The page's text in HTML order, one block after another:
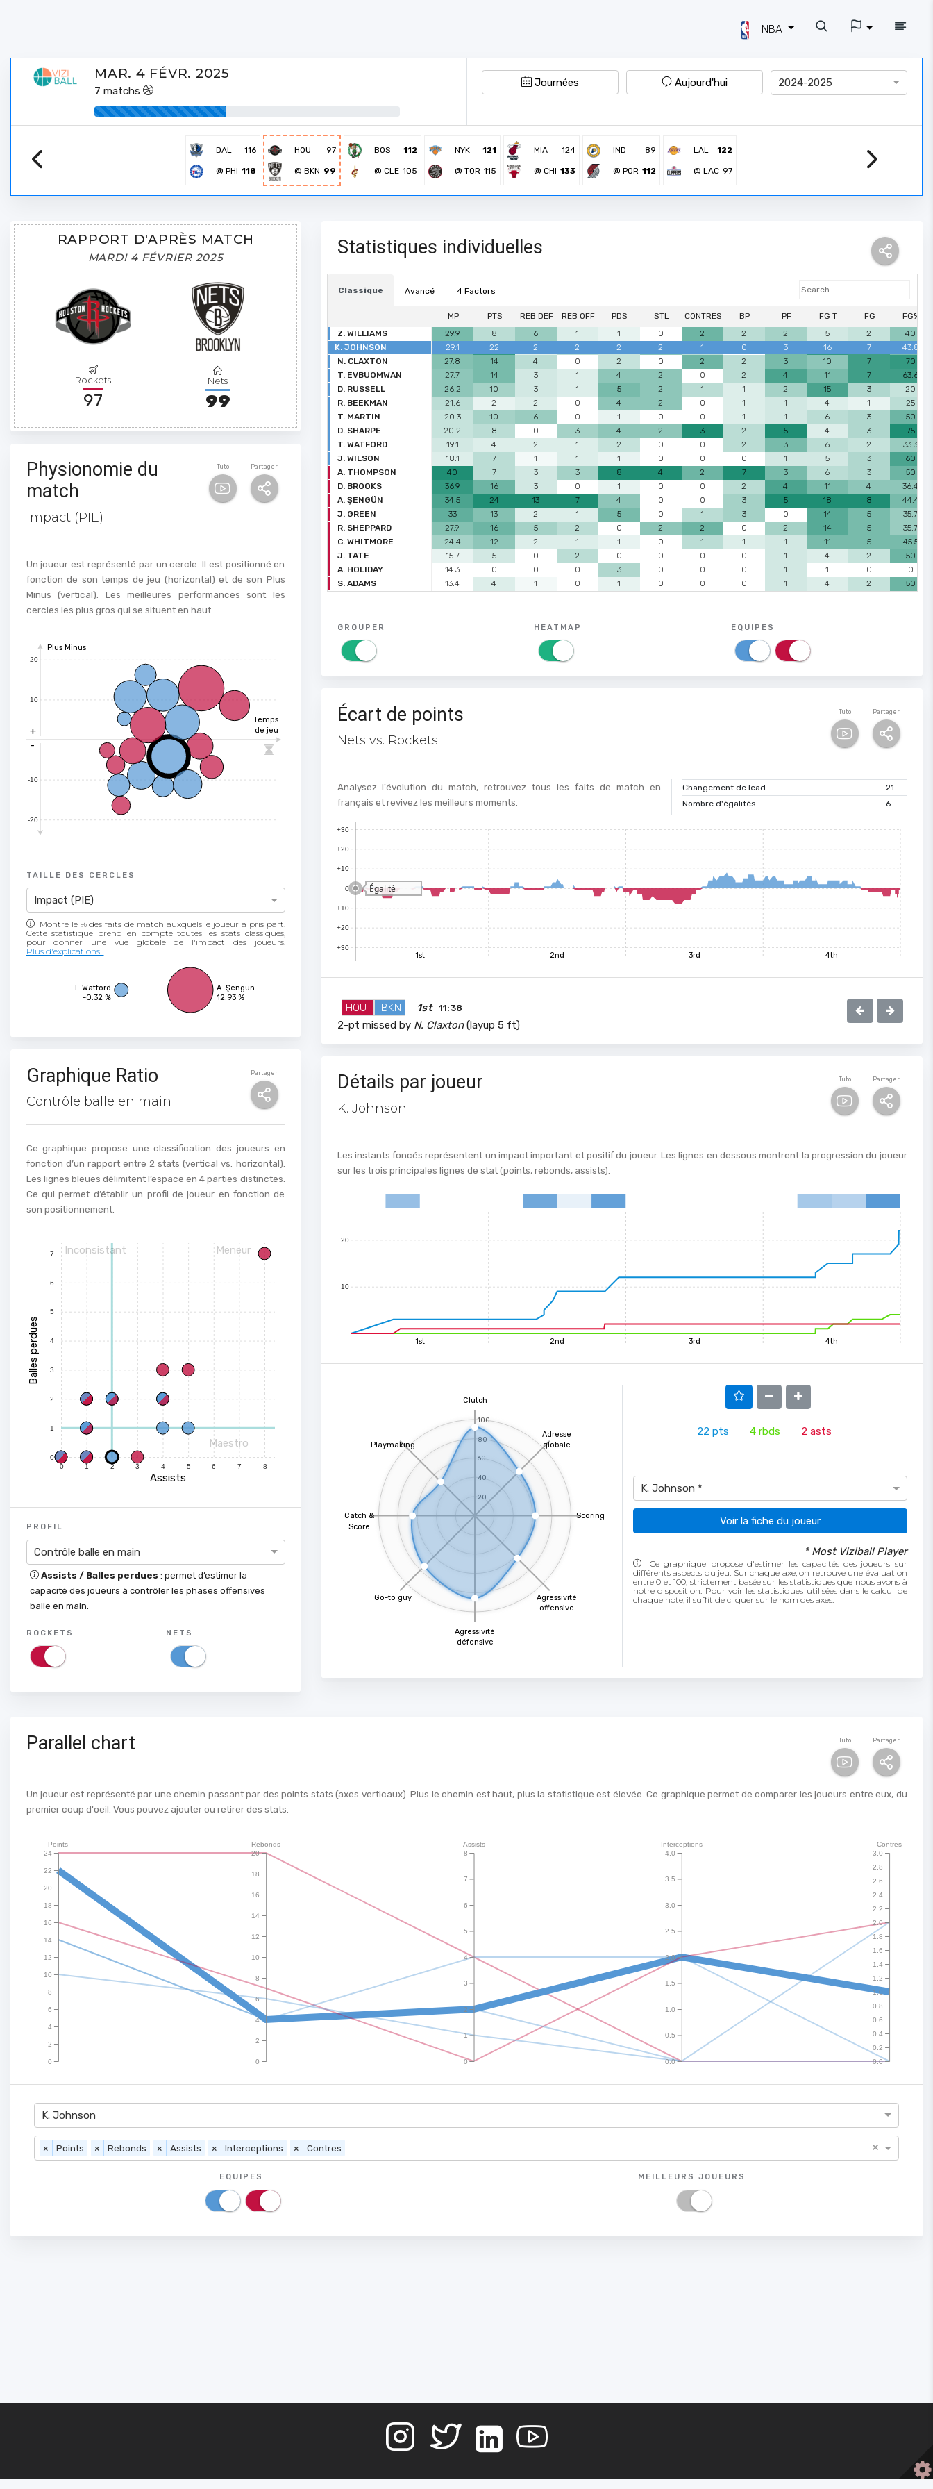
NBA
MAR. 4 FÉVR. 2025
7 matchs
Journées Aujourd'hui 2024-2025
DAL 116
@ PHI 118
HOU 97
@ BKN 99
BOS 112
@ CLE 105
NYK 121
@ TOR 115
MIA 124
@ CHI 133
IND 89
@ POR 112
LAL 122
@ LAC 97
RAPPORT D'APRÈS MATCH
MARDI 4 FÉVRIER 2025
Rockets
97
Nets
99
Partager
Tuto
Physionomie du
match
Impact (PIE)
Un joueur est représenté par un cercle. Il est positionné en
fonction de son temps de jeu (horizontal) et de son Plus
Minus (vertical). Les meilleures performances sont les
cercles les plus gros qui se situent en haut.
-20
-10
10
20
+
Plus Minus
-
Temps
de jeu

TAILLE DES CERCLES
Impact (PIE)
Montre le % des faits de match auxquels le joueur a pris part.
Cette statistique prend en compte toutes les stats classiques,
pour donner une vue globale de l'impact des joueurs.
Plus d'explications...
T. Watford
A. Şengün
-0.32 %
12.93 %
Partager
Graphique Ratio
Contrôle balle en main
Ce graphique propose une classification des joueurs en
fonction d’un rapport entre 2 stats (vertical vs. horizontal).
Les lignes bleues délimitent l’espace en 4 parties distinctes.
Ce qui permet d’établir un profil de joueur en fonction de
son positionnement.
0 1 2 3 4 5 6 7 8
0
1
2
3
4
5
6
7
Assists
Balles perdues
Inconsistant Meneur
Maestro
PROFIL
Contrôle balle en main
Assists / Balles perdues : permet d’estimer la
capacité des joueurs à contrôler les phases offensives
balle en main.
ROCKETS NETS
Statistiques individuelles
Classique Avancé 4 Factors
MP PTS REB DEF REB OFF PDS STL CONTRES BP PF FG T FG
FG%
Z. WILLIAMS
29.9 8 6 1 1 0 2 2 2 5 2
40
K. JOHNSON
29.1 22 2 2 2 2 1 0 3 16 7
43.8
N. CLAXTON
27.8 14 4 0 2 0 2 2 3 10 7
70
T. EVBUOMWAN
27.7 14 3 1 4 2 0 2 4 11 7
63.6
D. RUSSELL
26.2 10 3 1 5 2 1 1 2 15 3
20
R. BEEKMAN
21.6 2 2 0 4 2 0 1 1 4 1
25
T. MARTIN
20.3 10 6 0 1 0 0 1 1 6 3
50
D. SHARPE
20.2 8 0 3 4 2 3 2 5 4 3
75
T. WATFORD
19.1 4 2 1 2 0 0 2 3 6 2
33.3
J. WILSON
18.1 7 1 1 1 0 0 0 1 5 3
60
A. THOMPSON
40 7 3 3 8 4 2 7 3 6 3
50
D. BROOKS
36.9 16 3 0 1 0 0 2 4 11 4
36.4
A. ŞENGÜN
34.5 24 13 7 4 0 0 3 5 18 8
44.4
J. GREEN
33 13 2 1 5 0 1 3 0 14 5
35.7
R. SHEPPARD
27.9 16 5 2 0 2 2 0 2 14 5
35.7
C. WHITMORE
24.4 12 2 1 1 0 1 1 1 11 5
45.5
J. TATE
15.7 5 0 2 0 0 0 0 1 4 2
50
A. HOLIDAY
14.3 0 0 0 3 0 0 0 1 1 0
0
S. ADAMS
13.4 4 1 0 1 0 0 0 1 4 2 50
GROUPER HEATMAP EQUIPES
Partager
Tuto
Écart de points
Nets vs. Rockets
Analysez l'évolution du match, retrouvez tous les faits de match en
français et revivez les meilleurs moments.
Changement de lead
21
Nombre d'égalités
6
+30
+20
+10
0
+10
+20
+30
1st 2nd 3rd 4th
Égalité
HOU BKN 1st 11:38
2-pt missed by N. Claxton(layup 5 ft)
Partager
Tuto
Détails par joueur
K. Johnson
Les instants foncés représentent un impact important et positif du joueur. Les lignes en dessous montrent la progression du joueur
sur les trois principales lignes de stat (points, rebonds, assists).
10
20
70
90
100
1st 2nd 3rd 4th
22 pts 4rbds 2 asts
K. Johnson *
Voir la fiche du joueur
* Most Viziball Player
Ce graphique propose d'estimer les capacités des joueurs sur
différents aspects du jeu. Sur chaque axe, on retrouve une évaluation
entre 0 et 100, strictement basée sur les statistiques que nous avons à
notre disposition. Pour voir les statistiques utilisées dans le calcul de
chaque note, il suffit de cliquer sur le nom des axes.
100
80
60
40
20
Clutch
Adresse
globale
Scoring
Agressivité
offensive
Agressivité
défensive
Go-to guy
Catch &
Score
Playmaking
Partager
Tuto
Parallel chart
Un joueur est représenté par une chemin passant par des points stats (axes verticaux). Plus le chemin est haut, plus la statistique est élevée. Ce graphique permet de comparer les joueurs entre eux, du
premier coup d'oeil. Vous pouvez ajouter ou retirer des stats.
0
2
4
6
8
10
12
14
16
18
20
22
24
Points
0
2
4
6
8
10
12
14
16
18
20
Rebonds
0
1
2
3
4
5
6
7
8
Assists
0.0
0.5
1.0
1.5
2.0
2.5
3.0
3.5
4.0
Interceptions
0.0
0.2
0.4
0.6
0.8
1.0
1.2
1.4
1.6
1.8
2.0
2.2
2.4
2.6
2.8
3.0
Contres
K. Johnson
× Points × Rebonds × Assists × Interceptions × Contres ×
EQUIPES MEILLEURS JOUEURS